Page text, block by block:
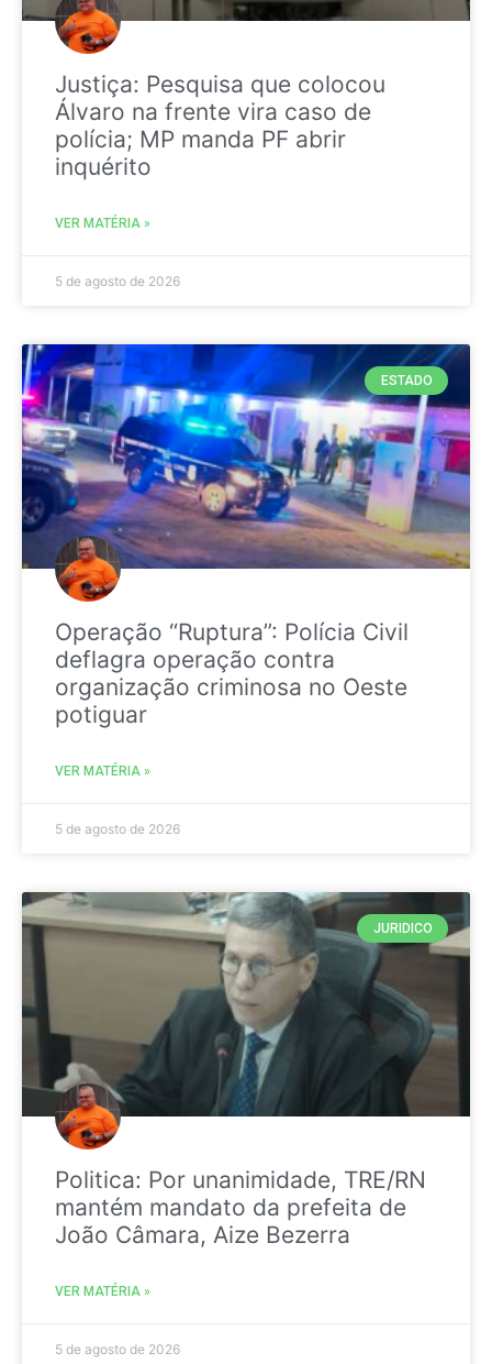
Justiça: Pesquisa que colocou
Álvaro na frente vira caso de
polícia; MP manda PF abrir
inquérito
VER MATÉRIA »
5 de agosto de 2026
ESTADO
Operação “Ruptura”: Polícia Civil
deflagra operação contra
organização criminosa no Oeste
potiguar
VER MATÉRIA »
5 de agosto de 2026
JURIDICO
Politica: Por unanimidade, TRE/RN
mantém mandato da prefeita de
João Câmara, Aize Bezerra
VER MATÉRIA »
5 de agosto de 2026